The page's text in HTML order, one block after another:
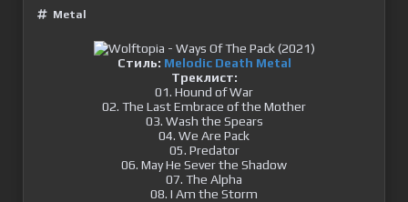
Metal
Стиль: Melodic Death Metal
Треклист:
01. Hound of War
02. The Last Embrace of the Mother
03. Wash the Spears
04. We Are Pack
05. Predator
06. May He Sever the Shadow
07. The Alpha
08. I Am the Storm